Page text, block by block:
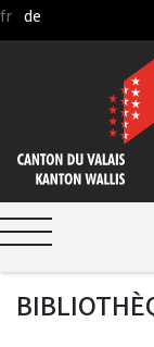
Saut au contenu
fr de